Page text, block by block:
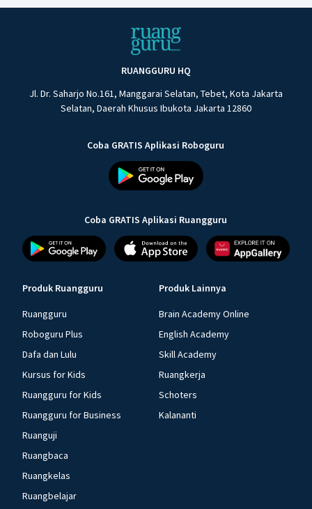
RUANGGURU HQ
Jl. Dr. Saharjo No.161, Manggarai Selatan, Tebet, Kota Jakarta
Selatan, Daerah Khusus Ibukota Jakarta 12860
Coba GRATIS Aplikasi Roboguru
Coba GRATIS Aplikasi Ruangguru
Produk Ruangguru
Ruangguru
Roboguru Plus
Dafa dan Lulu
Kursus for Kids
Ruangguru for Kids
Ruangguru for Business
Ruanguji
Ruangbaca
Ruangkelas
Ruangbelajar
Produk Lainnya
Brain Academy Online
English Academy
Skill Academy
Ruangkerja
Schoters
Kalananti